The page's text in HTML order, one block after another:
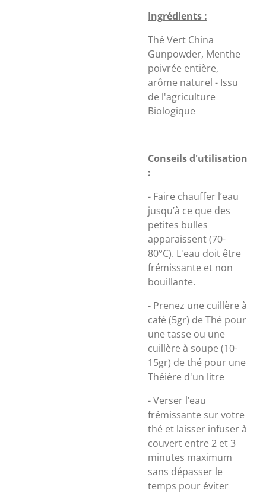
Ingrédients :
Thé Vert China
Gunpowder, Menthe
poivrée entière,
arôme naturel - Issu
de l'agriculture
Biologique
Conseils d'utilisation
:
- Faire chauffer l’eau
jusqu’à ce que des
petites bulles
apparaissent (70-
80°C). L'eau doit être
frémissante et non
bouillante.
- Prenez une cuillère à
café (5gr) de Thé pour
une tasse ou une
cuillère à soupe (10-
15gr) de thé pour une
Théière d'un litre
- Verser l’eau
frémissante sur votre
thé et laisser infuser à
couvert entre 2 et 3
minutes maximum
sans dépasser le
temps pour éviter